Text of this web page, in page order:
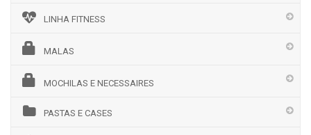
LINHA FITNESS
MALAS
MOCHILAS E NECESSAIRES
PASTAS E CASES